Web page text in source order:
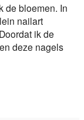
de bloemen. In
nailart
ik de
deze nagels